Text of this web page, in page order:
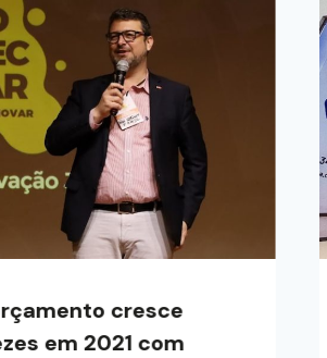
cresce
em 2021 com